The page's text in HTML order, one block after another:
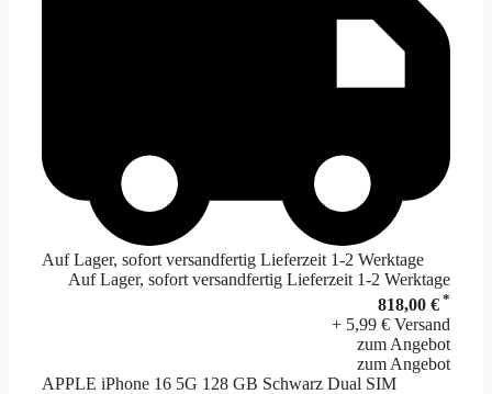
Auf Lager, sofort versandfertig Lieferzeit 1-2 Werktage
Auf Lager, sofort versandfertig Lieferzeit 1-2 Werktage
818,00 € *
+ 5,99 € Versand
zum Angebot
zum Angebot
APPLE iPhone 16 5G 128 GB Schwarz Dual SIM